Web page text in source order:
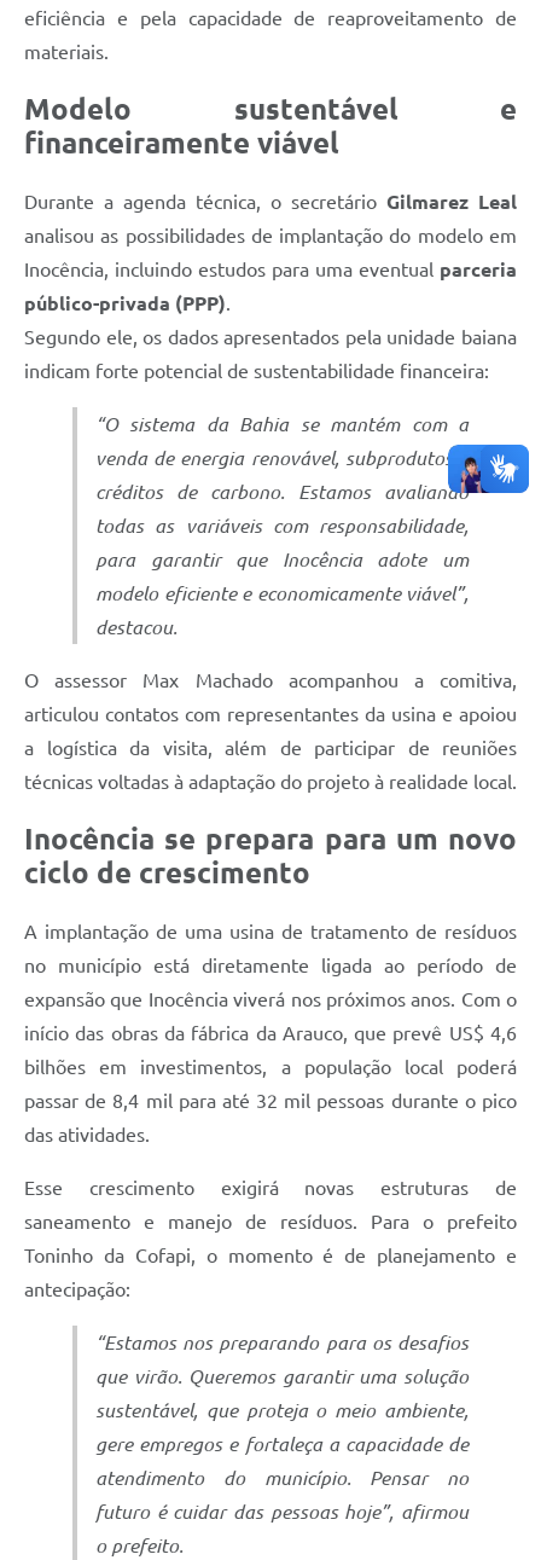
eficiência e pela capacidade de reaproveitamento de
materiais.
Modelo sustentável e
financeiramente viável
Durante a agenda técnica, o secretário Gilmarez Leal
analisou as possibilidades de implantação do modelo em
Inocência, incluindo estudos para uma eventual parceria
público-privada (PPP).
Segundo ele, os dados apresentados pela unidade baiana
indicam forte potencial de sustentabilidade financeira:
“O sistema da Bahia se mantém com a
venda de energia renovável, subprodutos e
créditos de carbono. Estamos avaliando
todas as variáveis com responsabilidade,
para garantir que Inocência adote um
modelo eficiente e economicamente viável”,
destacou.
O assessor Max Machado acompanhou a comitiva,
articulou contatos com representantes da usina e apoiou
a logística da visita, além de participar de reuniões
técnicas voltadas à adaptação do projeto à realidade local.
Inocência se prepara para um novo
ciclo de crescimento
A implantação de uma usina de tratamento de resíduos
no município está diretamente ligada ao período de
expansão que Inocência viverá nos próximos anos. Com o
início das obras da fábrica da Arauco, que prevê US$ 4,6
bilhões em investimentos, a população local poderá
passar de 8,4 mil para até 32 mil pessoas durante o pico
das atividades.
Esse crescimento exigirá novas estruturas de
saneamento e manejo de resíduos. Para o prefeito
Toninho da Cofapi, o momento é de planejamento e
antecipação:
“Estamos nos preparando para os desafios
que virão. Queremos garantir uma solução
sustentável, que proteja o meio ambiente,
gere empregos e fortaleça a capacidade de
atendimento do município. Pensar no
futuro é cuidar das pessoas hoje”, afirmou
o prefeito.